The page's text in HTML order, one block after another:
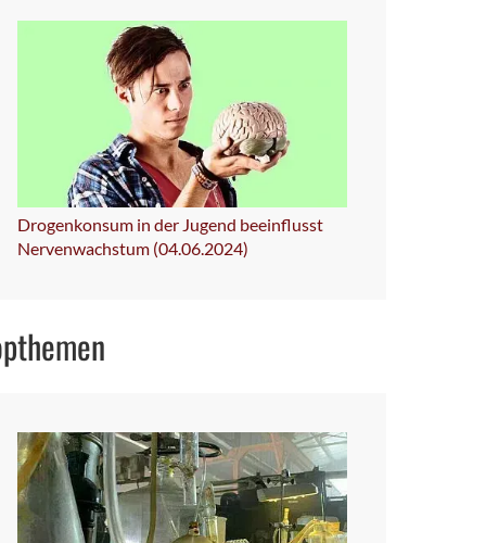
Drogenkonsum in der Jugend beeinflusst
Nervenwachstum (04.06.2024)